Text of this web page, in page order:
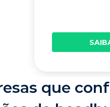
que